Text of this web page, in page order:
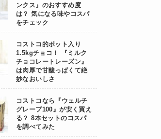
ンクス』のおすすめ度
は？ 気になる味やコスパ
をチェック
コストコ的ポット入り
1.5kgチョコ！ 『ミルク
チョコレートレーズン』
は肉厚で甘酸っぱくて絶
妙なおいしさ
コストコなら『ウェルチ
グレープ100』が安く買え
る？ 8本セットのコスパ
を調べてみた